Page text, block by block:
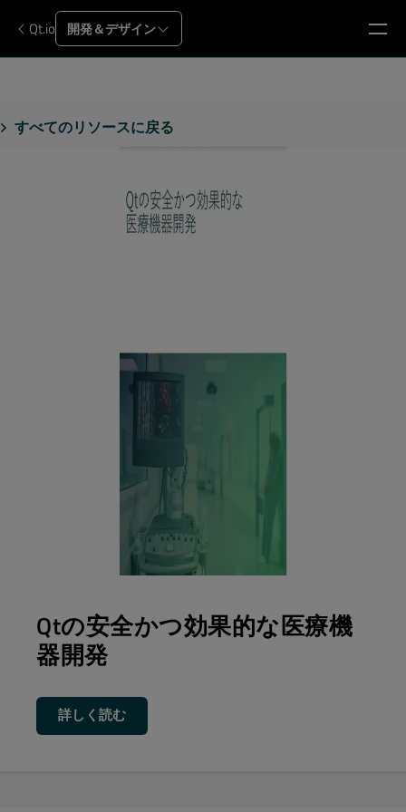
Qt.io 開発＆デザイン
すべてのリソースに戻る
Qtの安全かつ効果的な医療機
器開発
詳しく読む